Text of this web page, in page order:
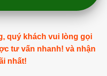
quý khách vui lòng gọi
tư vấn nhanh! và nhận
nhất!